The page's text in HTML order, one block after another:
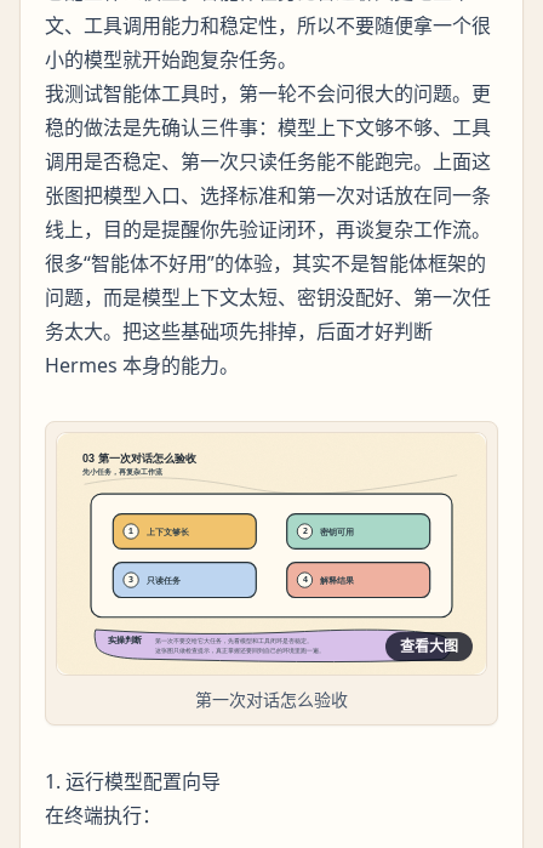
文、工具调用能力和稳定性，所以不要随便拿一个很
小的模型就开始跑复杂任务。
我测试智能体工具时，第一轮不会问很大的问题。更
稳的做法是先确认三件事：模型上下文够不够、工具
调用是否稳定、第一次只读任务能不能跑完。上面这
张图把模型入口、选择标准和第一次对话放在同一条
线上，目的是提醒你先验证闭环，再谈复杂工作流。
很多“智能体不好用”的体验，其实不是智能体框架的
问题，而是模型上下文太短、密钥没配好、第一次任
务太大。把这些基础项先排掉，后面才好判断
Hermes 本身的能力。
查看大图
第一次对话怎么验收
1. 运行模型配置向导
在终端执行：